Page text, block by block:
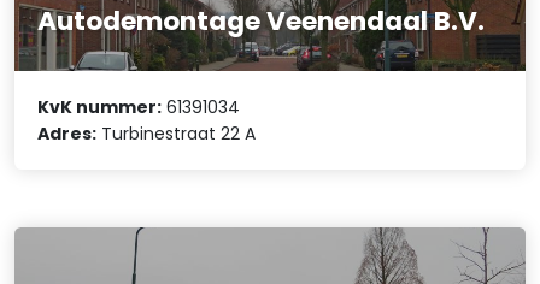
Autodemontage Veenendaal B.V.
KvK nummer: 61391034
Adres: Turbinestraat 22 A